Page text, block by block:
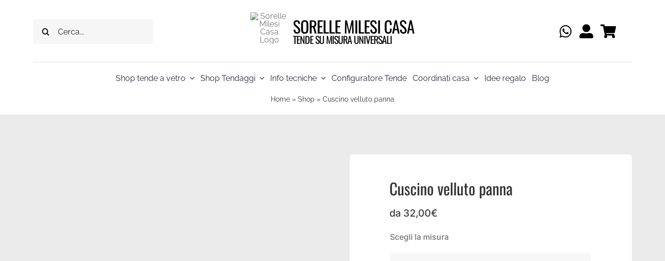
per:
SORELLE MILESI CASA
TENDE SU MISURA UNIVERSALI
Shop tende a vetro Shop Tendaggi Info tecniche Configuratore Tende Coordinati casa Idee regalo Blog
Home » Shop » Cuscino velluto panna
Cuscino velluto panna
da 32,00€
Scegli la misura